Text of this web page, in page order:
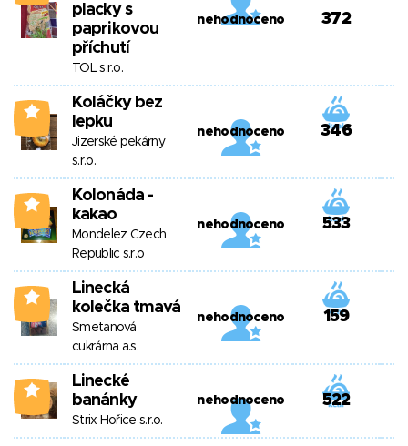
placky s
paprikovou
příchutí
TOL s.r.o.
nehodnoceno 372
0
Koláčky bez
lepku
Jizerské pekárny
s.r.o.
nehodnoceno 346
0
Kolonáda -
kakao
Mondelez Czech
Republic s.r.o
nehodnoceno 533
0
Linecká
kolečka tmavá
Smetanová
cukrárna a.s.
nehodnoceno 159
0
Linecké
banánky
Strix Hořice s.r.o.
nehodnoceno 522